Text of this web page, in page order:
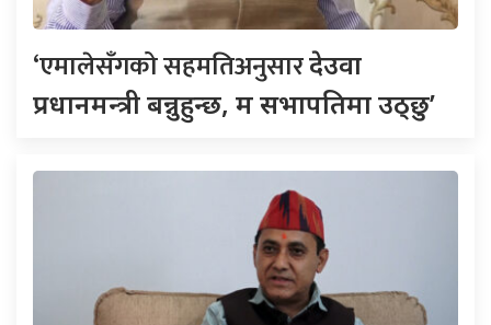
‘एमालेसँगको सहमतिअनुसारदेउवा
प्रधानमन्त्री बन्नुहुन्छ, म सभापतिमा उठ्छु’